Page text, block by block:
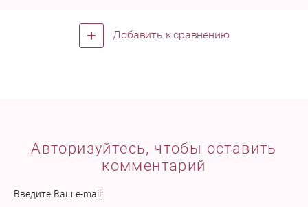
Добавить к сравнению
Авторизуйтесь, чтобы оставить
комментарий
Введите Ваш e-mail: